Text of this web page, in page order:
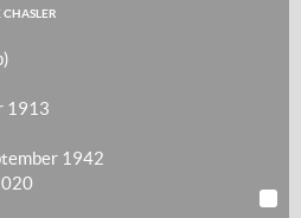
CHASLER
1913
1942